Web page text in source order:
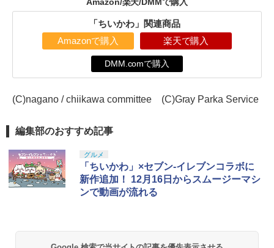
Amazon/楽天/DMMで購入
「ちいかわ」関連商品
Amazonで購入 楽天で購入
DMM.comで購入
(C)nagano / chiikawa committee (C)Gray Parka Service
編集部のおすすめ記事
グルメ
「ちいかわ」×セブン-イレブンコラボに
新作追加！ 12月16日からスムージーマシ
ンで動画が流れる